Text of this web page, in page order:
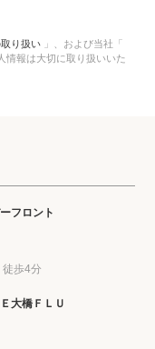
り扱い 」、 および当社「
情報は大切に取り扱いいた
フロント
歩4分
大橋ＦＬＵ